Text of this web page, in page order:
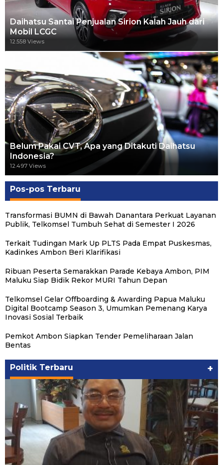
Daihatsu Santai Penjualan Sirion Kalah Jauh dari
Mobil LCGC
12.558 Views
Belum Pakai CVT, Apa yang Ditakuti Daihatsu
Indonesia?
12.497 Views
Pos-pos Terbaru
Transformasi BUMN di Bawah Danantara Perkuat Layanan
Publik, Telkomsel Tumbuh Sehat di Semester I 2026
Terkait Tudingan Mark Up PLTS Pada Empat Puskesmas,
Kadinkes Ambon Beri Klarifikasi
Ribuan Peserta Semarakkan Parade Kebaya Ambon, PIM
Maluku Siap Bidik Rekor MURI Tahun Depan
Telkomsel Gelar Offboarding & Awarding Papua Maluku
Digital Bootcamp Season 3, Umumkan Pemenang Karya
Inovasi Sosial Terbaik
Pemkot Ambon Siapkan Tender Pemeliharaan Jalan
Bentas
Politik Terbaru +
Michael Wattimena : Blok Masela Mulai
Politik | Juni 24, 2026